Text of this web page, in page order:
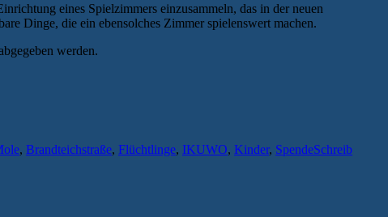
eines Spielzimmers einzusammeln, das in der neuen
Dinge, die ein ebensolches Zimmer spielenswert machen.
werden.
, Brandteichstraße, Flüchtlinge, IKUWO, Kinder, SpendeSchreib